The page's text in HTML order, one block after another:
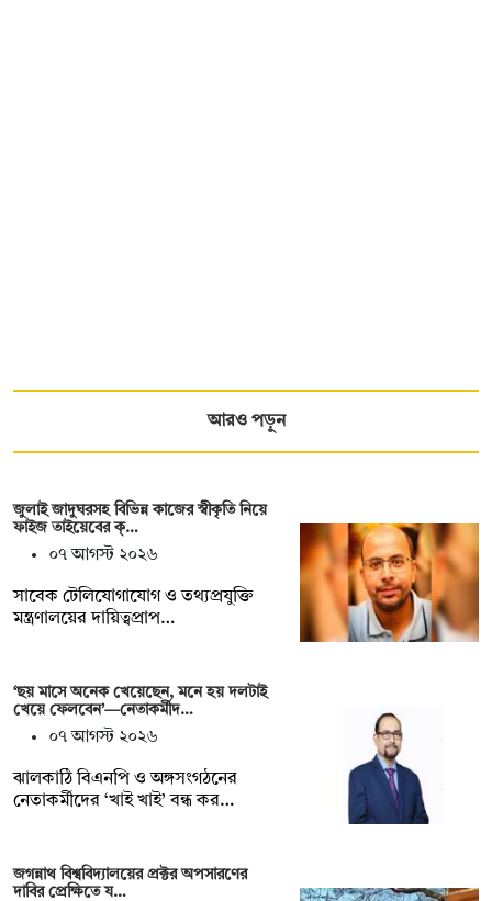
আরও পড়ুন
জুলাই জাদুঘরসহ বিভিন্ন কাজের স্বীকৃতি নিয়ে
ফাইজ তাইয়েবের ক্…
০৭ আগস্ট ২০২৬
সাবেক টেলিযোগাযোগ ও তথ্যপ্রযুক্তি
মন্ত্রণালয়ের দায়িত্বপ্রাপ…
‘ছয় মাসে অনেক খেয়েছেন, মনে হয় দলটাই
খেয়ে ফেলবেন’—নেতাকর্মীদ…
০৭ আগস্ট ২০২৬
ঝালকাঠি বিএনপি ও অঙ্গসংগঠনের
নেতাকর্মীদের ‘খাই খাই’ বন্ধ কর…
জগন্নাথ বিশ্ববিদ্যালয়ের প্রক্টর অপসারণের
দাবির প্রেক্ষিতে য…